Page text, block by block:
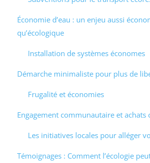
Économie d’eau : un enjeu aussi
qu’écologique
Installation de systèmes économes
Démarche minimaliste pour plus de
Frugalité et économies
Engagement communautaire et achats
Les initiatives locales pour alléger
Témoignages : Comment l’écologie